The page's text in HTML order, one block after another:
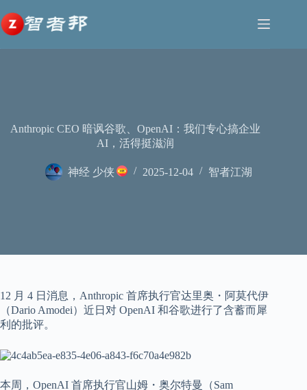
至
内
容
Anthropic CEO 暗讽谷歌、OpenAI：我们专心搞企业
AI，活得挺滋润
神经 少侠 2025-12-04 智者江湖
12 月 4 日消息，Anthropic 首席执行官达里奥・阿莫代伊
（Dario Amodei）近日对 OpenAI 和谷歌进行了含蓄而犀
利的批评。
本周，OpenAI 首席执行官山姆・奥尔特曼（Sam